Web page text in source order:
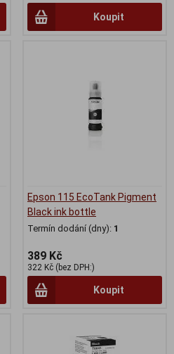
Koupit
Epson 115 EcoTank Pigment
Black ink bottle
Termín dodání (dny): 1
389 Kč
322 Kč (bez DPH:)
Koupit